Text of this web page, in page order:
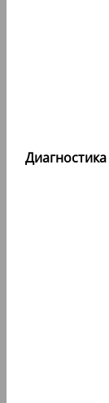
Диагностика